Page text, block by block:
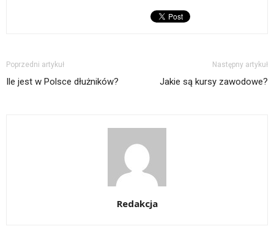
Poprzedni artykuł
Ile jest w Polsce dłużników?
Następny artykuł
Jakie są kursy zawodowe?
Redakcja